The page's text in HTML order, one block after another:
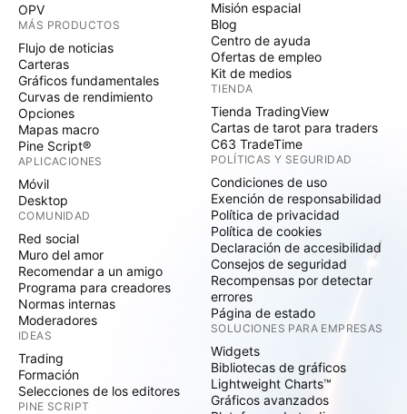
OPV
MÁS PRODUCTOS
Flujo de noticias
Carteras
Gráficos fundamentales
Curvas de rendimiento
Opciones
Mapas macro
Pine Script®
APLICACIONES
Móvil
Desktop
COMUNIDAD
Red social
Muro del amor
Recomendar a un amigo
Programa para creadores
Normas internas
Moderadores
IDEAS
Trading
Formación
Selecciones de los editores
PINE SCRIPT
Misión espacial
Blog
Centro de ayuda
Ofertas de empleo
Kit de medios
TIENDA
Tienda TradingView
Cartas de tarot para traders
C63 TradeTime
POLÍTICAS Y SEGURIDAD
Condiciones de uso
Exención de responsabilidad
Política de privacidad
Política de cookies
Declaración de accesibilidad
Consejos de seguridad
Recompensas por detectar
errores
Página de estado
SOLUCIONES PARA EMPRESAS
Widgets
Bibliotecas de gráficos
Lightweight Charts™
Gráficos avanzados